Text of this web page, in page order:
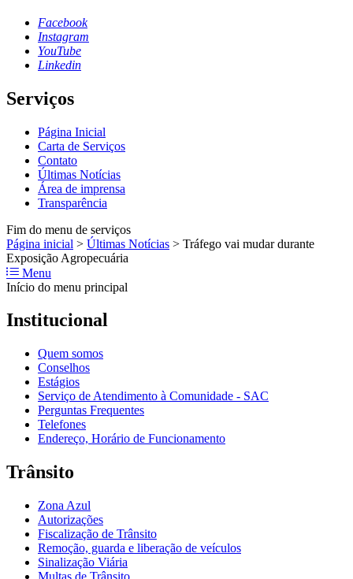
Facebook
Instagram
YouTube
Linkedin
Serviços
Página Inicial
Carta de Serviços
Contato
Últimas Notícias
Área de imprensa
Transparência
Fim do menu de serviços
Página inicial > Últimas Notícias > Tráfego vai mudar durante
Exposição Agropecuária
Menu
Início do menu principal
Institucional
Quem somos
Conselhos
Estágios
Serviço de Atendimento à Comunidade - SAC
Perguntas Frequentes
Telefones
Endereço, Horário de Funcionamento
Trânsito
Zona Azul
Autorizações
Fiscalização de Trânsito
Remoção, guarda e liberação de veículos
Sinalização Viária